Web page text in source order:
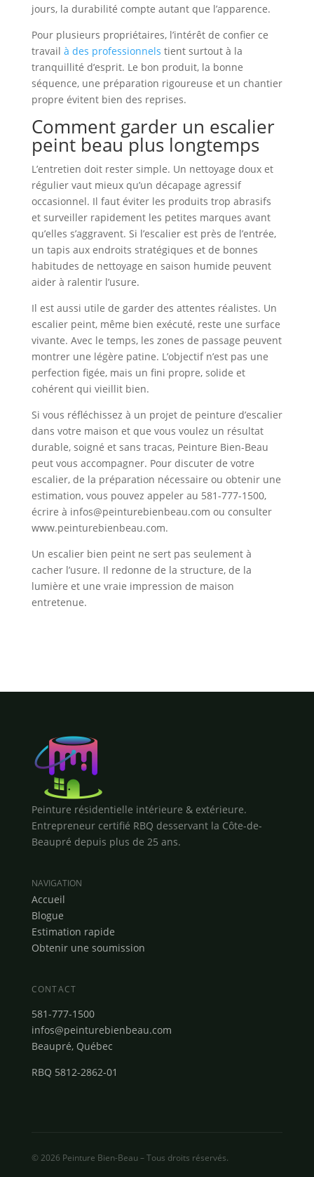
jours, la durabilité compte autant que l’apparence.
Pour plusieurs propriétaires, l’intérêt de confier ce
travail à des professionnels tient surtout à la
tranquillité d’esprit. Le bon produit, la bonne
séquence, une préparation rigoureuse et un chantier
propre évitent bien des reprises.
Comment garder un escalier
peint beau plus longtemps
L’entretien doit rester simple. Un nettoyage doux et
régulier vaut mieux qu’un décapage agressif
occasionnel. Il faut éviter les produits trop abrasifs
et surveiller rapidement les petites marques avant
qu’elles s’aggravent. Si l’escalier est près de l’entrée,
un tapis aux endroits stratégiques et de bonnes
habitudes de nettoyage en saison humide peuvent
aider à ralentir l’usure.
Il est aussi utile de garder des attentes réalistes. Un
escalier peint, même bien exécuté, reste une surface
vivante. Avec le temps, les zones de passage peuvent
montrer une légère patine. L’objectif n’est pas une
perfection figée, mais un fini propre, solide et
cohérent qui vieillit bien.
Si vous réfléchissez à un projet de peinture d’escalier
dans votre maison et que vous voulez un résultat
durable, soigné et sans tracas, Peinture Bien-Beau
peut vous accompagner. Pour discuter de votre
escalier, de la préparation nécessaire ou obtenir une
estimation, vous pouvez appeler au 581-777-1500,
écrire à infos@peinturebienbeau.com ou consulter
www.peinturebienbeau.com.
Un escalier bien peint ne sert pas seulement à
cacher l’usure. Il redonne de la structure, de la
lumière et une vraie impression de maison
entretenue.
Peinture résidentielle intérieure & extérieure.
Entrepreneur certifié RBQ desservant la Côte-de-
Beaupré depuis plus de 25 ans.
NAVIGATION
Accueil
Blogue
Estimation rapide
Obtenir une soumission
CONTACT
581-777-1500
infos@peinturebienbeau.com
Beaupré, Québec
RBQ 5812-2862-01
© 2026 Peinture Bien-Beau – Tous droits réservés.